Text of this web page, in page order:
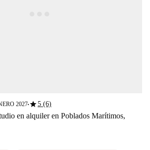
2027■star5 (6)
en alquiler en Poblados Marítimos,